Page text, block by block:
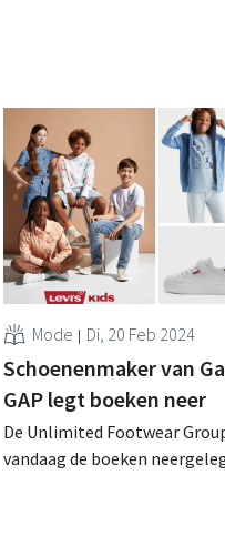
Mode Di, 20 Feb 2024
Schoenenmaker van
GAP legt boeken neer
De Unlimited Footwear
vandaag de boeken